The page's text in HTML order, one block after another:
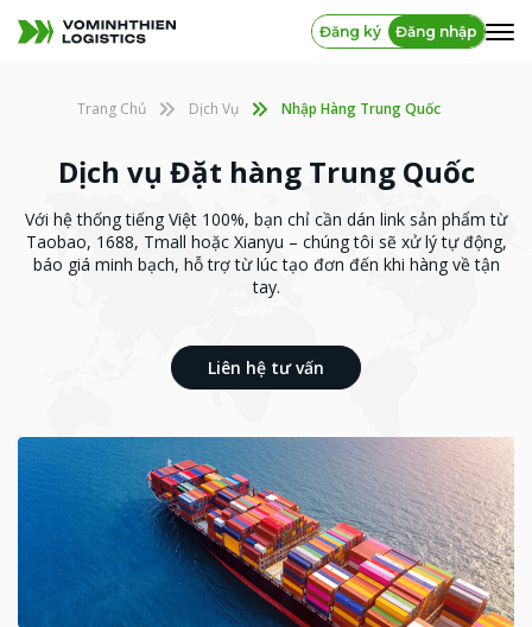
Đăng ký Đăng nhập
Trang Chủ Dịch Vụ Nhập Hàng Trung Quốc
Dịch vụ Đặt hàng Trung Quốc
Với hệ thống tiếng Việt 100%, bạn chỉ cần dán link sản phẩm từ
Taobao, 1688, Tmall hoặc Xianyu – chúng tôi sẽ xử lý tự động,
báo giá minh bạch, hỗ trợ từ lúc tạo đơn đến khi hàng về tận
tay.
Liên hệ tư vấn